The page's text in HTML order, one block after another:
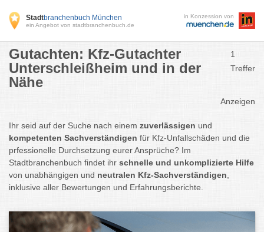
Stadtbranchenbuch München
ein Angebot von stadtbranchenbuch.de
in Konzession von
Gutachten: Kfz-Gutachter
Unterschleißheim und in der
Nähe
1
Treffer
Anzeigen
Ihr seid auf der Suche nach einem zuverlässigen und
kompetenten Sachverständigen für Kfz-Unfallschäden und die
prfessionelle Durchsetzung eurer Ansprüche? Im
Stadtbranchenbuch findet ihr schnelle und unkomplizierte Hilfe
von unabhängigen und neutralen Kfz-Sachverständigen
inklusive aller Bewertungen und Erfahrungsberichte.